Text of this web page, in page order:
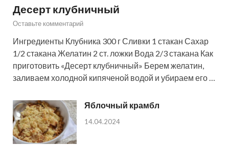
Десерт клубничный
Оставьте комментарий
Ингредиенты Клубника 300 г Сливки 1 стакан Сахар
1/2 стакана Желатин 2 ст. ложки Вода 2/3 стакана Как
приготовить «Десерт клубничный» Берем желатин,
заливаем холодной кипяченой водой и убираем его …
Яблочный крамбл
14.04.2024